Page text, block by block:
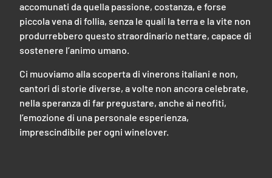
accomunati da quella passione, costanza, e forse
piccola vena di follia, senza le quali la terra e la vite non
produrrebbero questo straordinario nettare, capace di
sostenere l’animo umano.
Ci muoviamo alla scoperta di vinerons italiani e non,
cantori di storie diverse, a volte non ancora celebrate,
nella speranza di far pregustare, anche ai neofiti,
l’emozione di una personale esperienza,
imprescindibile per ogni winelover.